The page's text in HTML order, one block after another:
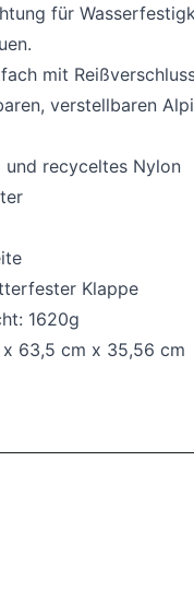
für
mit
verstellbaren
und recyceltes Nylon
Klappe
1620g
63,5 cm x 35,56 cm